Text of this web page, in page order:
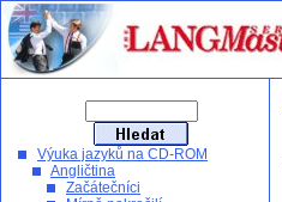
Výuka jazyků na CD-ROM
Angličtina
Začátečníci